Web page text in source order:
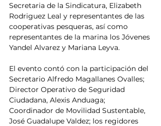
Secretaria de la Sindicatura, Elizabeth
Rodriguez Leal y representantes de las
cooperativas pesqueras, así como
representantes de la marina los Jóvenes
Yandel Alvarez y Mariana Leyva.
El evento contó con la participación del
Secretario Alfredo Magallanes Ovalles;
Director Operativo de Seguridad
Ciudadana, Alexis Anduaga;
Coordinador de Movilidad Sustentable,
José Guadalupe Valdez; los regidores